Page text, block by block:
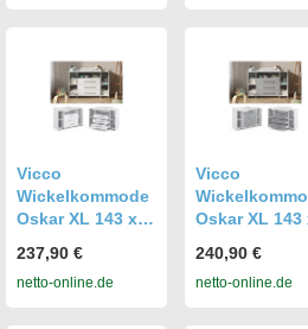
Vicco
Wickelkommode
Oskar XL 143 x
Wickeltisch inkl.
Wickelauflage
237,90 €
netto-online.de
Vicco
Oskar XL 143
Grau,
Wickelauflage,
240,90 €
netto-online.de